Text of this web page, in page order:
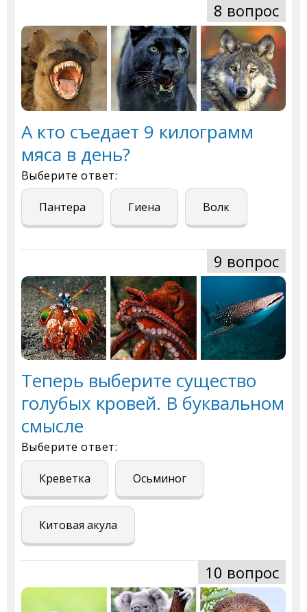
8 вопрос
А кто съедает 9 килограмм
мяса в день?
Выберите ответ:
Пантера Гиена Волк
9 вопрос
Теперь выберите существо
голубых кровей. В буквальном
смысле
Выберите ответ:
Креветка Осьминог
Китовая акула
10 вопрос